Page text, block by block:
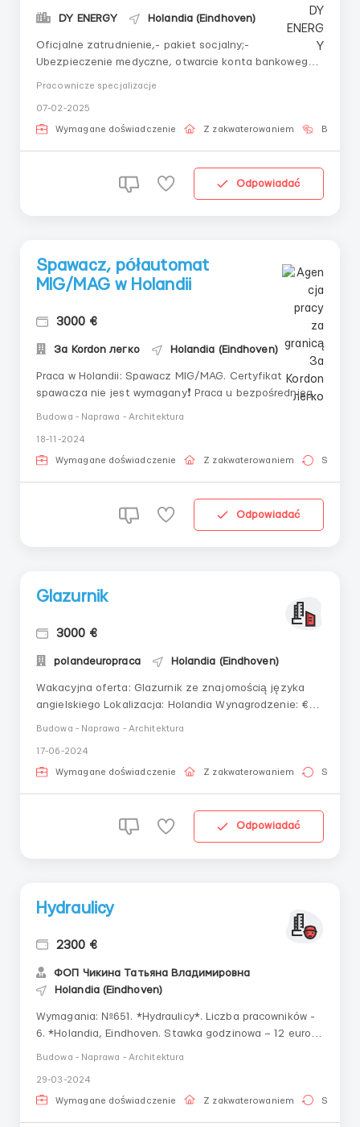
DY ENERGY Holandia (Eindhoven)
Oficjalne zatrudnienie,- pakiet socjalny;-
Ubezpieczenie medyczne, otwarcie konta bankowego,
stawki dla brygad i firm - od 12 euro za panel)-
Zapewniamy sprzęt, samochód służbowy i narzędzia;-
Pracownicze specjalizacje
07-02-2025
Wymagane doświadczenie Z zakwaterowaniem Bez
Odpowiadać
Spawacz, półautomat
MIG/MAG w Holandii
3000 €
За Kordon легко Holandia (Eindhoven)
Praca w Holandii: Spawacz MIG/MAG. Certyfikat
spawacza nie jest wymagany❗️ Praca u bezpośredniego
Kandydaci powinni posiadać gotowe zabezpieczenie w
Holandii (numer BSN i nalepka IND). ⏰Rozpoczęcie
Budowa - Naprawa - Architektura
18-11-2024
Wymagane doświadczenie Z zakwaterowaniem Stała
Odpowiadać
Glazurnik
3000 €
polandeuropraca Holandia (Eindhoven)
Wakacyjna oferta: Glazurnik ze znajomością języka
angielskiego Lokalizacja: Holandia Wynagrodzenie: €14
kategorii B Karta pobytu w Polsce, polska wiza
pracownicza lub paszport Unii Euro...
Budowa - Naprawa - Architektura
17-06-2024
Wymagane doświadczenie Z zakwaterowaniem Stała
Odpowiadać
Hydraulicy
2300 €
ФОП Чикина Татьяна Владимировна
Holandia (Eindhoven)
Wymagania: №651. *Hydraulicy*. Liczba pracowników -
6. *Holandia, Eindhoven. Stawka godzinowa – 12 euro
Dokumenty – wiza, karta pobytu, paszport UE.
Doświadczenie – wymagane. Dodatkowo. Koszt za...
Budowa - Naprawa - Architektura
29-03-2024
Wymagane doświadczenie Z zakwaterowaniem Stała